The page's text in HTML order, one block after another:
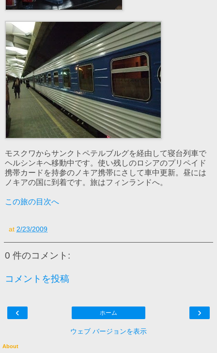
モスクワからサンクトペテルブルグを経由して寝台列車で
ヘルシンキへ移動中です。使い残しのロシアのプリペイド
携帯カードを持参のノキア携帯にさして車中更新。昼には
ノキアの国に到着です。旅はフィンランドへ。
この旅の目次へ
at 2/23/2009
0 件のコメント:
コメントを投稿
‹ ›
ホーム
ウェブ バージョンを表示
About